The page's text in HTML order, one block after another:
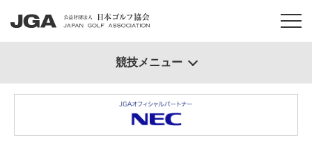
競技メニュー